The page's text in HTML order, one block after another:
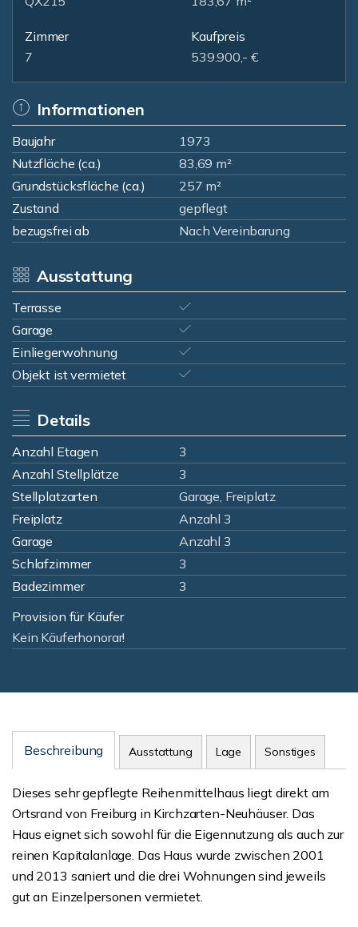
Zimmer
7
Kaufpreis
539.900,- €
Informationen
Baujahr
1973
Nutzfläche (ca.)
83,69 m²
Grundstücksfläche (ca.)
257 m²
Zustand
gepflegt
bezugsfrei ab
Nach Vereinbarung
Ausstattung
Terrasse
Garage
Einliegerwohnung
Objekt ist vermietet
Details
Anzahl Etagen
3
Anzahl Stellplätze
3
Stellplatzarten
Garage, Freiplatz
Freiplatz
Anzahl 3
Garage
Anzahl 3
Schlafzimmer
3
Badezimmer
3
Provision für Käufer
Kein Käuferhonorar!
Beschreibung Ausstattung Lage Sonstiges
Dieses sehr gepflegte Reihenmittelhaus liegt direkt am
Ortsrand von Freiburg in Kirchzarten-Neuhäuser. Das
Haus eignet sich sowohl für die Eigennutzung als auch zur
reinen Kapitalanlage. Das Haus wurde zwischen 2001
und 2013 saniert und die drei Wohnungen sind jeweils
gut an Einzelpersonen vermietet.